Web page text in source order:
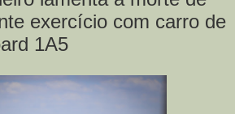
exercício com carro de
1A5